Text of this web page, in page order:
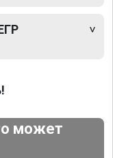
может